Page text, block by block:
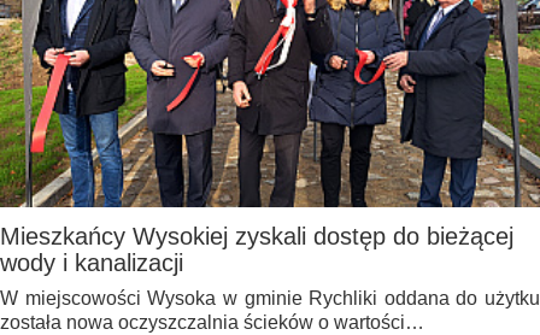
Mieszkańcy Wysokiej zyskali dostęp do bieżącej
wody i kanalizacji
W miejscowości Wysoka w gminie Rychliki oddana do użytku
została nowa oczyszczalnia ścieków o wartości…